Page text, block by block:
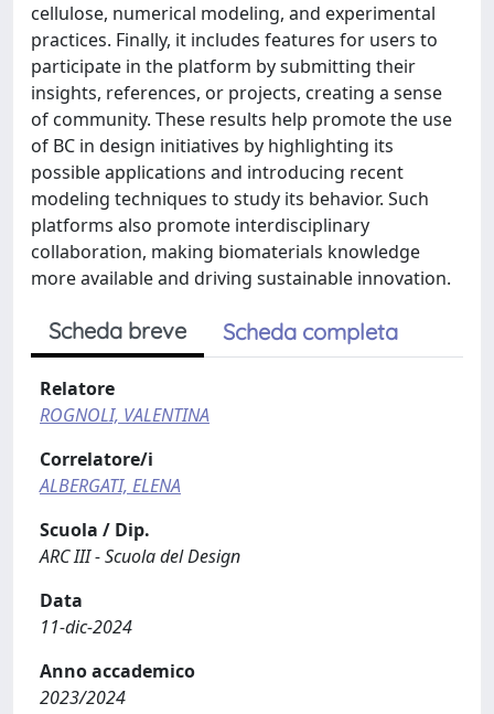
cellulose, numerical modeling, and experimental
practices. Finally, it includes features for users to
participate in the platform by submitting their
insights, references, or projects, creating a sense
of community. These results help promote the use
of BC in design initiatives by highlighting its
possible applications and introducing recent
modeling techniques to study its behavior. Such
platforms also promote interdisciplinary
collaboration, making biomaterials knowledge
more available and driving sustainable innovation.
Scheda breve Scheda completa
Relatore
ROGNOLI, VALENTINA
Correlatore/i
ALBERGATI, ELENA
Scuola / Dip.
ARC III - Scuola del Design
Data
11-dic-2024
Anno accademico
2023/2024